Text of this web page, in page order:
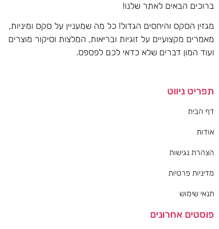
ברוכים הבאים לאתר שלנו!
מגזין הסקס והיחסים הגדול! כל מה שמעניין על סקס ומיניות,
מאמרים מקצועיים על זוגיות ובריאות, המלצות וסיקור מוצרים
ועוד המון דברים שלא כדאי לכם לפספס.
תפריט ניווט
דף הבית
אודות
הצהרת נגישות
מדיניות פרטיות
תנאי שימוש
פוסטים אחרונים